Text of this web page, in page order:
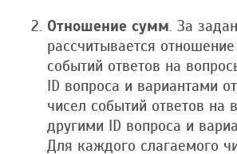
Отношение сумм . За
рассчитывается
событий ответов на
ID вопроса и вариантами
чисел событий ответов на
другими ID вопроса и
Для каждого слагаемого